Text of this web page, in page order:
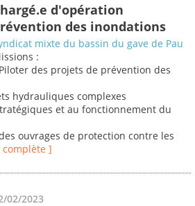
d'opération
des inondations
mixte du bassin du gave de Pau
:
des projets de prévention des
hydrauliques complexes
et au fonctionnement du
ouvrages de protection contre les
]
02/2023